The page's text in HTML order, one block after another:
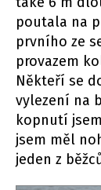
poutala na
prvního ze
provazem
Někteří se
vylezení na
kopnutí
jsem měl
jeden z